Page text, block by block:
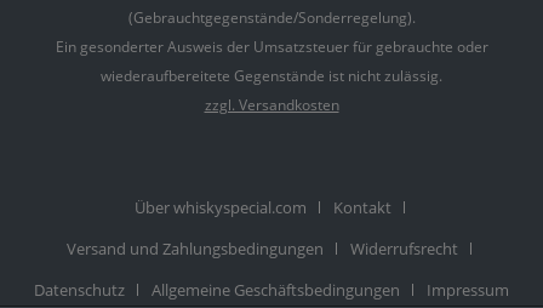
(Gebrauchtgegenstände/Sonderregelung).
Ein gesonderter Ausweis der Umsatzsteuer für gebrauchte oder
wiederaufbereitete Gegenstände ist nicht zulässig.
zzgl. Versandkosten
Über whiskyspecial.com
Kontakt
Versand und Zahlungsbedingungen
Widerrufsrecht
Datenschutz
Allgemeine Geschäftsbedingungen Impressum